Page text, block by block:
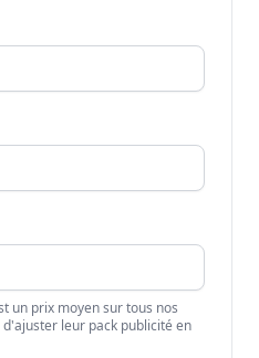
un prix moyen sur tous nos
leur pack publicité en